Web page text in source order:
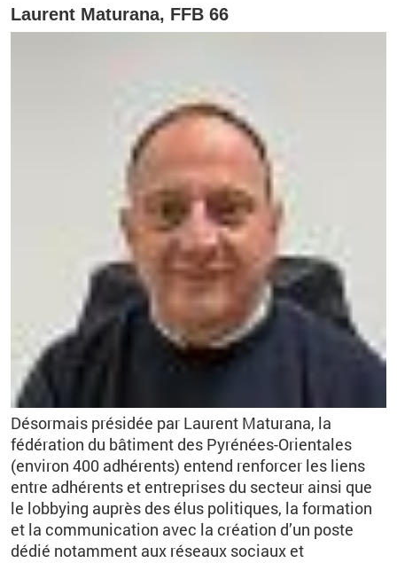
Laurent Maturana, FFB 66
Désormais présidée par Laurent Maturana, la
fédération du bâtiment des Pyrénées-Orientales
(environ 400 adhérents) entend renforcer les liens
entre adhérents et entreprises du secteur ainsi que
le lobbying auprès des élus politiques, la formation
et la communication avec la création d’un poste
dédié notamment aux réseaux sociaux et